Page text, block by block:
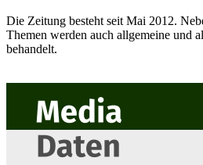
Die Zeitung besteht seit Mai 2012.
Themen werden auch allgemeine und
behandelt.